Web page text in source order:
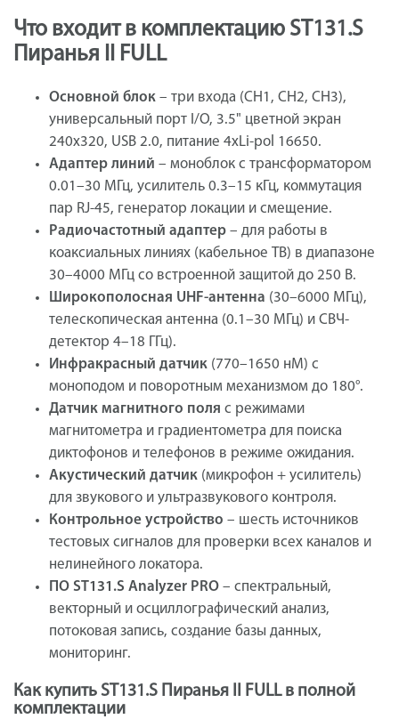
Что входит в комплектацию ST131.S
Пиранья II FULL
Основной блок – три входа (CH1, CH2, CH3),
универсальный порт I/O, 3.5" цветной экран
240x320, USB 2.0, питание 4хLi-pol 16650.
Адаптер линий – моноблок с трансформатором
0.01–30 МГц, усилитель 0.3–15 кГц, коммутация
пар RJ-45, генератор локации и смещение.
Радиочастотный адаптер – для работы в
коаксиальных линиях (кабельное ТВ) в диапазоне
30–4000 МГц со встроенной защитой до 250 В.
Широкополосная UHF-антенна (30–6000 МГц),
телескопическая антенна (0.1–30 МГц) и СВЧ-
детектор 4–18 ГГц).
Инфракрасный датчик (770–1650 нМ) с
моноподом и поворотным механизмом до 180°.
Датчик магнитного поля с режимами
магнитометра и градиентометра для поиска
диктофонов и телефонов в режиме ожидания.
Акустический датчик (микрофон + усилитель)
для звукового и ультразвукового контроля.
Контрольное устройство – шесть источников
тестовых сигналов для проверки всех каналов и
нелинейного локатора.
ПО ST131.S Analyzer PRO – спектральный,
векторный и осциллографический анализ,
потоковая запись, создание базы данных,
мониторинг.
Как купить ST131.S Пиранья II FULL в полной
комплектации